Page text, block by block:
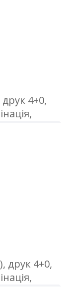
4+0,
друк 4+0,